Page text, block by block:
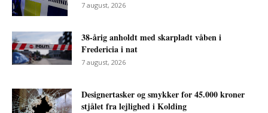
7 august, 2026
38-årig anholdt med skarpladt våben i
Fredericia i nat
7 august, 2026
Designertasker og smykker for 45.000 kroner
stjålet fra lejlighed i Kolding